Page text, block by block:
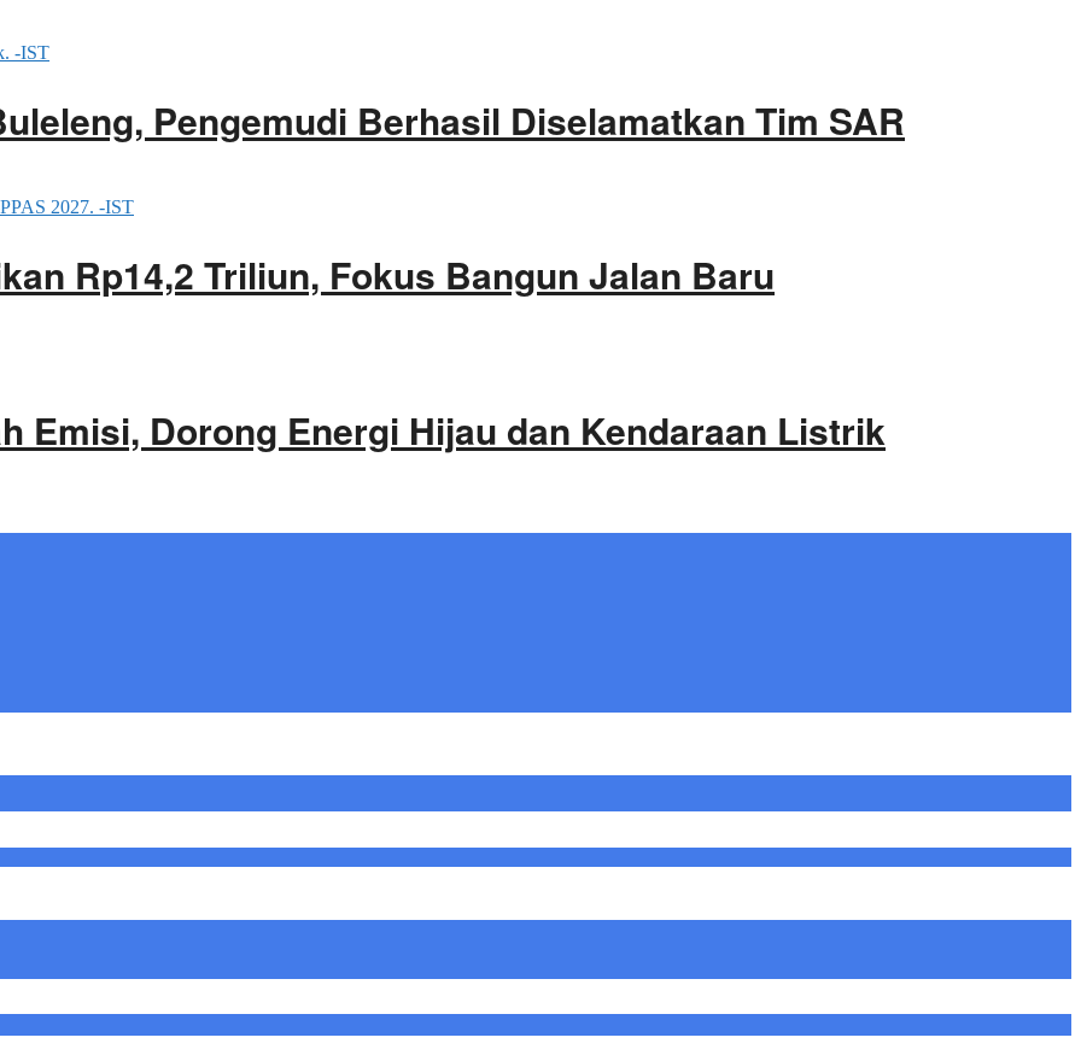
Pengemudi Berhasil Diselamatkan Tim SAR
Rp14,2 Triliun, Fokus Bangun Jalan Baru
Emisi, Dorong Energi Hijau dan Kendaraan Listrik